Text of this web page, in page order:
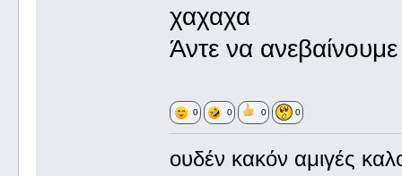
χαχαχα
Άντε να
0 0 0 0
ουδέν κακόν αμιγές